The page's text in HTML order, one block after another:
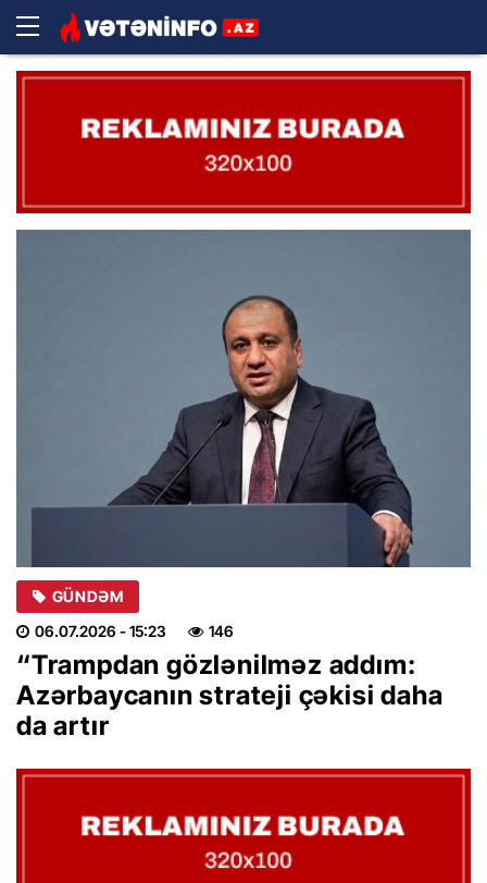
GÜNDƏM
06.07.2026 - 15:23 146
“Trampdan gözlənilməz addım:
Azərbaycanın strateji çəkisi daha
da artır